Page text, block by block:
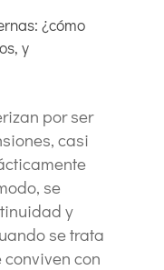
¿cómo
y
por ser
casi
se
y
se trata
con